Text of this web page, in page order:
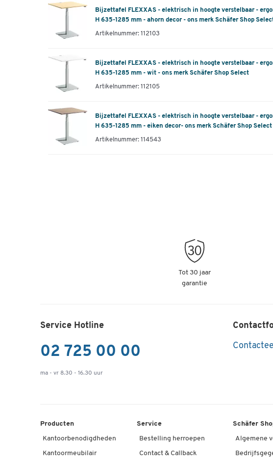
Bijzettafel FLEXXAS - elektrisch in hoogte verstelbaar -
H 635-1285 mm - ahorn decor - ons merk Schäfer Shop
Artikelnummer: 112103
Bijzettafel FLEXXAS - elektrisch in hoogte verstelbaar -
H 635-1285 mm - wit - ons merk Schäfer Shop Select
Artikelnummer: 112105
Bijzettafel FLEXXAS - elektrisch in hoogte verstelbaar -
H 635-1285 mm - eiken decor- ons merk Schäfer Shop Select
Artikelnummer: 114543
Tot 30 jaar
garantie
Service Hotline
02 725 00 00
ma - vr 8.30 - 16.30 uur
Producten
Kantoorbenodigdheden
Kantoormeubilair
Service
Bestelling herroepen
Contact & Callback
Schäfer
Algemene